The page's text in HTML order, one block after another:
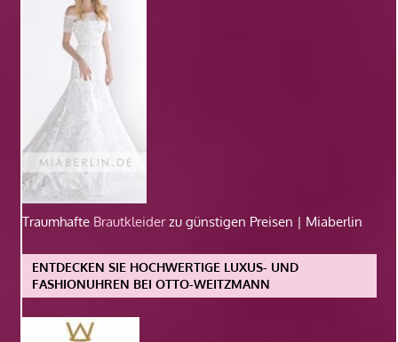
Traumhafte Brautkleiderzu günstigen Preisen | Miaberlin
ENTDECKEN SIE HOCHWERTIGE LUXUS- UND
FASHIONUHREN BEI OTTO-WEITZMANN